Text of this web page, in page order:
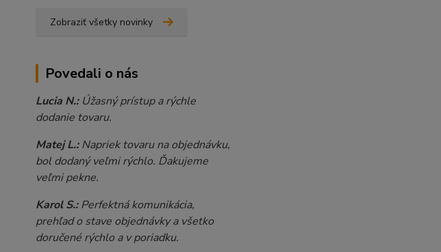
Zobraziť všetky novinky
Povedali o nás
Lucia N.:Úžasný prístup a rýchle
dodanie tovaru.
Matej L.:Napriek tovaru na objednávku,
bol dodaný veľmi rýchlo. Ďakujeme
veľmi pekne.
Karol S.:Perfektná komunikácia,
prehľad o stave objednávky a všetko
doručené rýchlo a v poriadku.